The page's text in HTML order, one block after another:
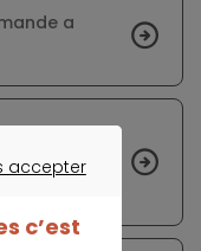
a
municipale
petites
accepter
c’est